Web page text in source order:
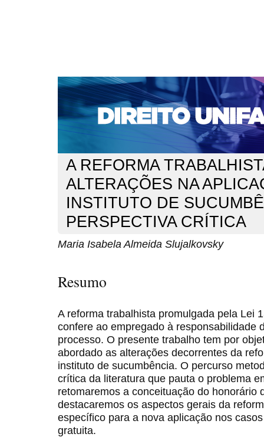
CAPA SOBRE ACESSO CADASTRO
NOTÍCIAS
EDIÇÕES DE Nº 1 A 100 WEBMAIL
Capa>n. 277 (2023) > Almeida Slujalkovsky
A REFORMA
ALTERAÇÕES NA
INSTITUTO DE
PERSPECTIVA CRÍTICA
Maria Isabela Almeida Slujalkovsky
Resumo
A reforma trabalhista promulgada pela Lei
confere ao empregado à responsabilidade
processo. O presente trabalho tem por
abordado as alterações decorrentes da
instituto de sucumbência. O percurso
crítica da literatura que pauta o problema
retomaremos a conceituação do honorário
destacaremos os aspectos gerais da
específico para a nova aplicação nos
gratuita.